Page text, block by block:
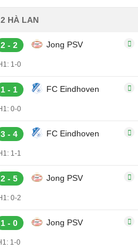
HÀ LAN
2 - 2 Jong PSV
1-0
1 - 1 FC Eindhoven
0-0
3 - 4 FC Eindhoven
1-1
2 - 5 Jong PSV
0-2
1 - 0 Jong PSV
1-0